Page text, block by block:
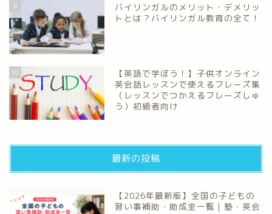
9
バイリンガルのメリット・デメリッ
トとは？バイリンガル教育の全て！
10
【英語で学ぼう！】子供オンライン
英会話レッスンで使えるフレーズ集
（レッスンでつかえるフレーズしゅ
う）初級者向け
最新の投稿
【2026年最新版】全国の子どもの
習い事補助・助成金一覧｜塾・英会